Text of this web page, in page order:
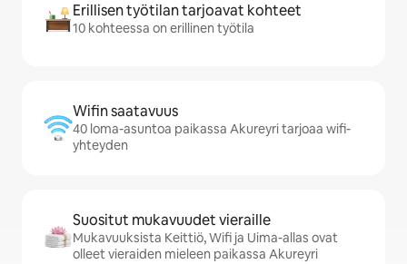
Erillisen työtilan tarjoavat kohteet
10 kohteessa on erillinen työtila
Wifin saatavuus
40 loma-asuntoa paikassa Akureyri tarjoaa wifi-
yhteyden
Suositut mukavuudet vieraille
Mukavuuksista Keittiö, Wifi ja Uima-allas ovat
olleet vieraiden mieleen paikassa Akureyri